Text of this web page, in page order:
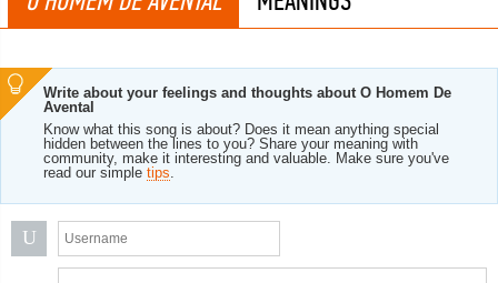
Write about your feelings and thoughts about O Homem De
Avental
Know what this song is about? Does it mean anything special
hidden between the lines to you? Share your meaning with
community, make it interesting and valuable. Make sure you've
read our simple tips.
U